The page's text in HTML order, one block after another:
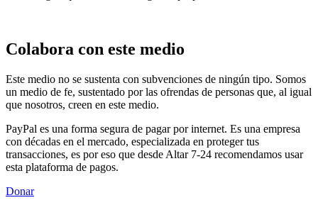
Colabora con este medio
Este medio no se sustenta con subvenciones de ningún tipo. Somos
un medio de fe, sustentado por las ofrendas de personas que, al igual
que nosotros, creen en este medio.
PayPal es una forma segura de pagar por internet. Es una empresa
con décadas en el mercado, especializada en proteger tus
transacciones, es por eso que desde Altar 7-24 recomendamos usar
esta plataforma de pagos.
Donar